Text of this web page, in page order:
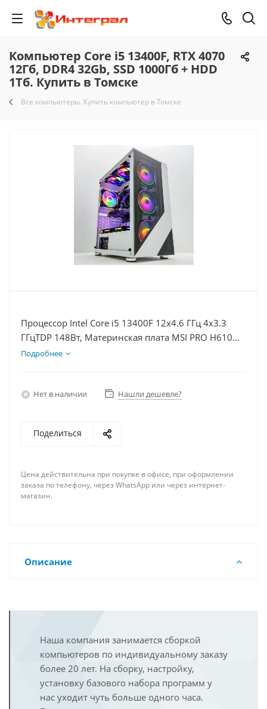
Компьютер Core i5 13400F, RTX 4070
12Гб, DDR4 32Gb, SSD 1000Гб + HDD
1Тб. Купить в Томске
Все компьютеры. Купить компьютер в Томске
Процессор Intel Core i5 13400F 12x4.6 ГГц 4x3.3
ГГцTDP 148Вт, Материнская плата MSI PRO H610M-
E, Видеокарта RTX 4070 12Гб, Память DDR4 32Gb,
Подробнее
Нет в наличии Нашли дешевле?
Поделиться
Цена действительна при покупке в офисе, при оформлении
заказа по телефону, через WhatsApp или через интернет-
магазин.
Описание
Наша компания занимается сборкой
компьютеров по индивидуальному заказу
более 20 лет. На сборку, настройку,
установку базового набора программ у
нас уходит чуть больше одного часа.